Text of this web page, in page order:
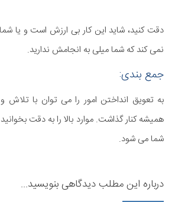
دقت کنید، شاید این کار بی ارزش است و یا
نمی کند که شما میلی به انجامش ندارید.
جمع بندی:
به تعویق انداختن امور را می توان با
همیشه کنار گذاشت. موارد بالا را به دقت
شما می شود.
درباره این مطلب دیدگاهی بنویسید...